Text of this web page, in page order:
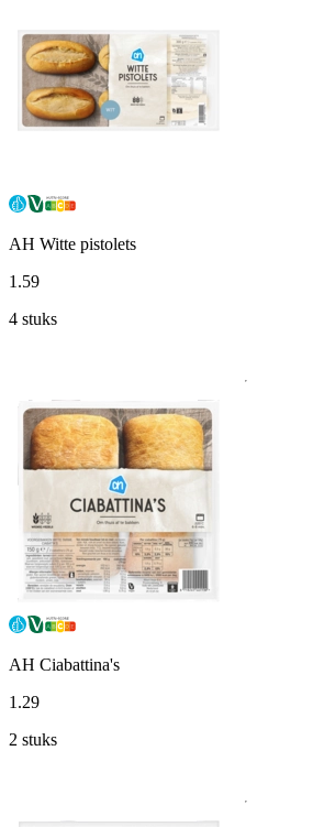
AH Witte pistolets
1 .59
4 stuks
AH Ciabattina's
1 .29
2 stuks